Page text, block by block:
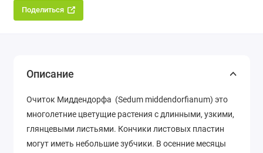
Поделиться
Описание
Очиток Миддендорфа (Sedum middendorfianum) это
многолетние цветущие растения с длинными, узкими,
глянцевыми листьями. Кончики листовых пластин
могут иметь небольшие зубчики. В осенние месяцы